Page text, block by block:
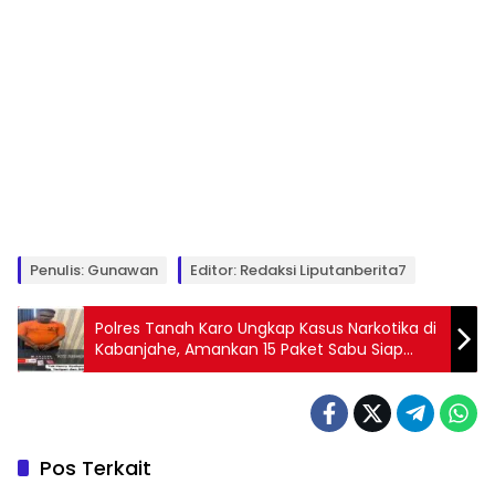
Penulis: Gunawan Editor: Redaksi Liputanberita7
Polres Tanah Karo Ungkap Kasus Narkotika di
Kabanjahe, Amankan 15 Paket Sabu Siap
Edar
Pos Terkait